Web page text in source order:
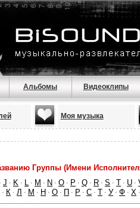
Альбомы Видеоклипы
Моя музыка
Группы (Имени
· J · K · L · M · N · O · P · Q · R · S · T · U ·
· К · Л · М · Н · О · П · Р · С · Т · У · Ф · Х